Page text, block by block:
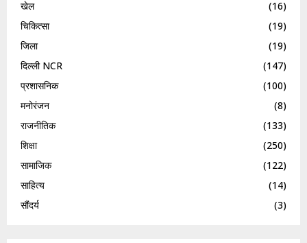
खेल
(16)
चिकित्सा
(19)
जिला
(19)
दिल्ली NCR
(147)
प्रशासनिक
(100)
मनोरंजन
(8)
राजनीतिक
(133)
शिक्षा
(250)
सामाजिक
(122)
साहित्य
(14)
सौंदर्य
(3)